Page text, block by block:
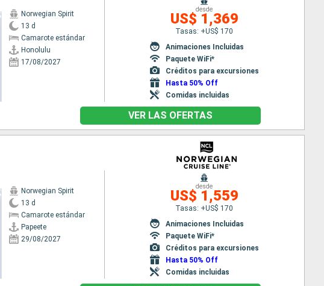
Norwegian Spirit
13 d
Camarote estándar
Honolulu
17/08/2027
desde
US$ 1,369
Tasas: +US$ 170
Animaciones Incluidas
Paquete WiFi*
Créditos para excursiones
Hasta 50% Off
Comidas incluidas
VER LAS OFERTAS
Norwegian Spirit
13 d
Camarote estándar
Papeete
29/08/2027
desde
US$ 1,559
Tasas: +US$ 170
Animaciones Incluidas
Paquete WiFi*
Créditos para excursiones
Hasta 50% Off
Comidas incluidas